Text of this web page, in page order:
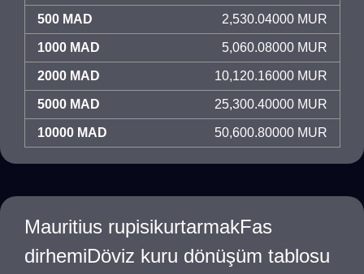
500 MAD 2,530.04000 MUR
1000 MAD 5,060.08000 MUR
2000 MAD 10,120.16000 MUR
5000 MAD 25,300.40000 MUR
10000 MAD 50,600.80000 MUR
Mauritius rupisikurtarmakFas
dirhemiDöviz kuru dönüşüm tablosu